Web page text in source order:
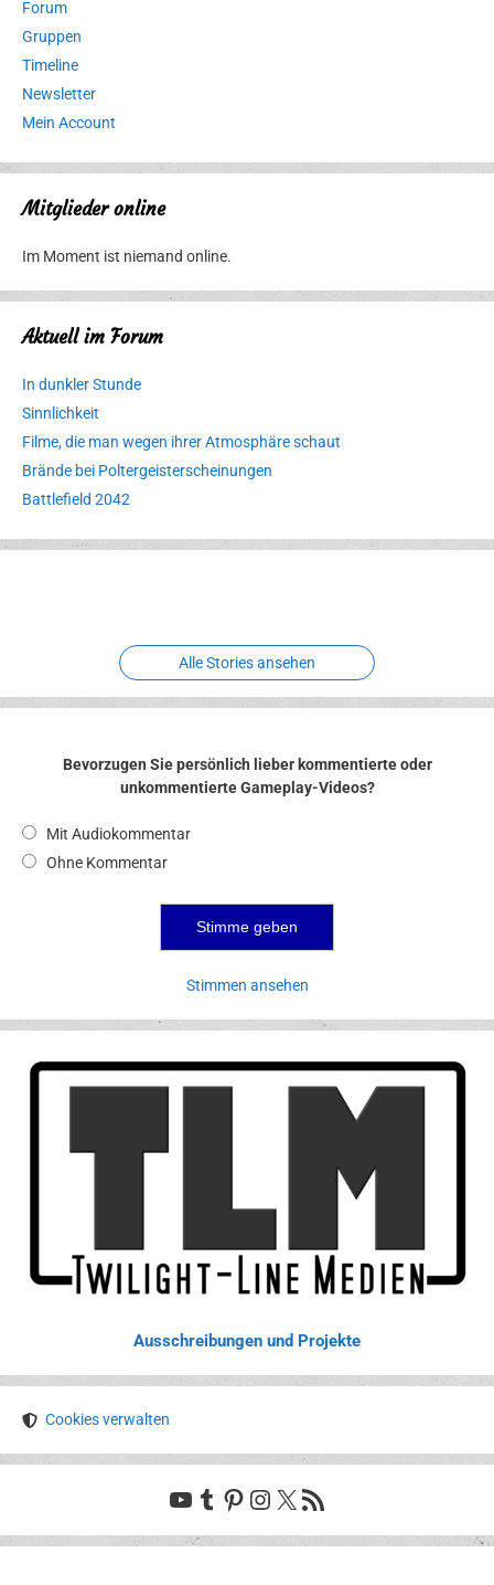
Forum
Gruppen
Timeline
Newsletter
Mein Account
Mitglieder online
Im Moment ist niemand online.
Aktuell im Forum
In dunkler Stunde
Sinnlichkeit
Filme, die man wegen ihrer Atmosphäre schaut
Brände bei Poltergeisterscheinungen
Battlefield 2042
Erlebnispark
Verbotene
Alle Stories ansehen
Bevorzugen Sie persönlich lieber kommentierte oder
unkommentierte Gameplay-Videos?
Mit Audiokommentar
Ohne Kommentar
Stimmen ansehen
Ausschreibungen und Projekte
Cookies verwalten
YouTube
Tumblr
Pinterest
Instagram
X RSS-Feed